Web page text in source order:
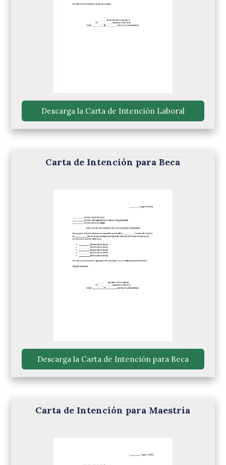
Descarga la Carta de Intención Laboral
Carta de Intención para Beca
Descarga la Carta de Intención para Beca
Carta de Intención para Maestría